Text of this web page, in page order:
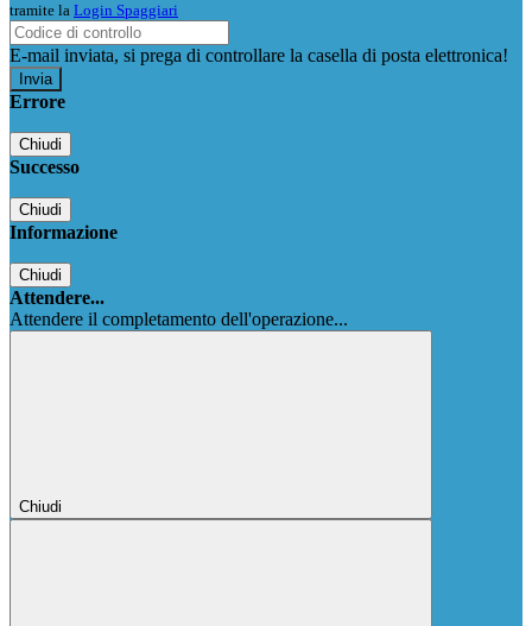
tramite la Login Spaggiari
E-mail inviata, si prega di controllare la casella di posta elettronica!
Errore
Chiudi
Successo
Chiudi
Informazione
Chiudi
Attendere...
Attendere il completamento dell'operazione...
Chiudi